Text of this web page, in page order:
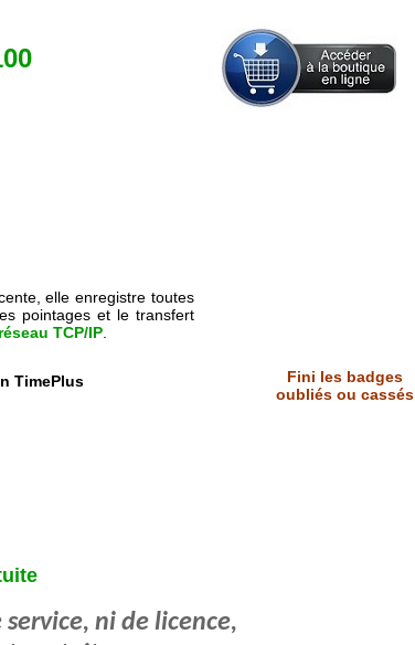
elle enregistre toutes
pointages et le transfert
réseau TCP/IP
TimePlus
Fini les badges
oubliés ou cassés
ni de licence,